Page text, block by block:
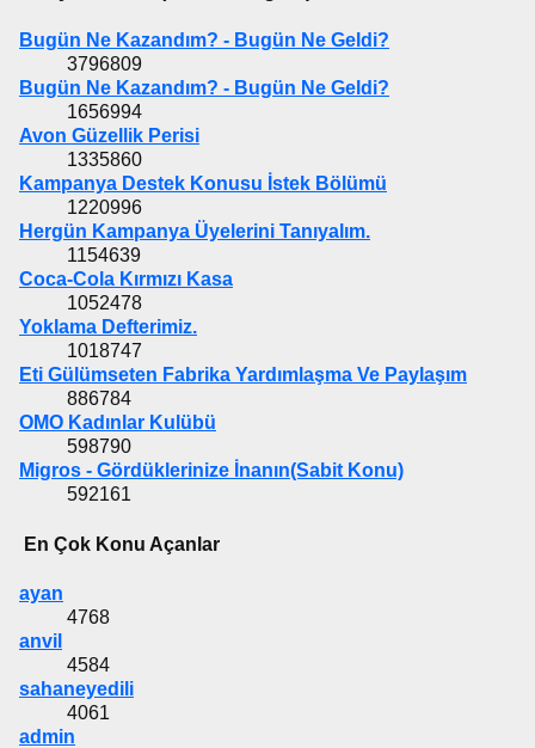
Bugün Ne Kazandım? - Bugün Ne Geldi?
3796809
Bugün Ne Kazandım? - Bugün Ne Geldi?
1656994
Avon Güzellik Perisi
1335860
Kampanya Destek Konusu İstek Bölümü
1220996
Hergün Kampanya Üyelerini Tanıyalım.
1154639
Coca-Cola Kırmızı Kasa
1052478
Yoklama Defterimiz.
1018747
Eti Gülümseten Fabrika Yardımlaşma Ve Paylaşım
886784
OMO Kadınlar Kulübü
598790
Migros - Gördüklerinize İnanın(Sabit Konu)
592161
En Çok Konu Açanlar
ayan
4768
anvil
4584
sahaneyedili
4061
admin